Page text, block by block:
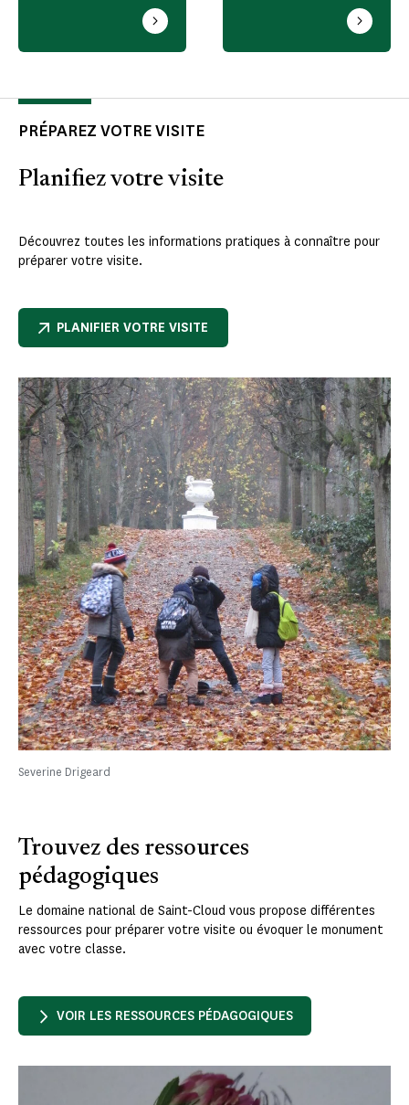
PRÉPAREZ VOTRE VISITE
Planifiez votre visite
Découvrez toutes les informations pratiques à connaître pour
préparer votre visite.
PLANIFIER VOTRE VISITE
Severine Drigeard
Trouvez des ressources
pédagogiques
Le domaine national de Saint-Cloud vous propose différentes
ressources pour préparer votre visite ou évoquer le monument
avec votre classe.
VOIR LES RESSOURCES PÉDAGOGIQUES